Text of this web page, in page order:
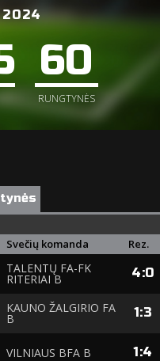
2024
60
RUNGTYNĖS
Svečių komanda Rez.
TALENTŲ FA-FK
RITERIAI B 4:0
KAUNO ŽALGIRIO FA
B 1:3
VILNIAUS BFA B 1:4